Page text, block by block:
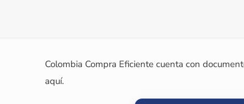
Colombia Compra Eficiente cuenta con
aquí.